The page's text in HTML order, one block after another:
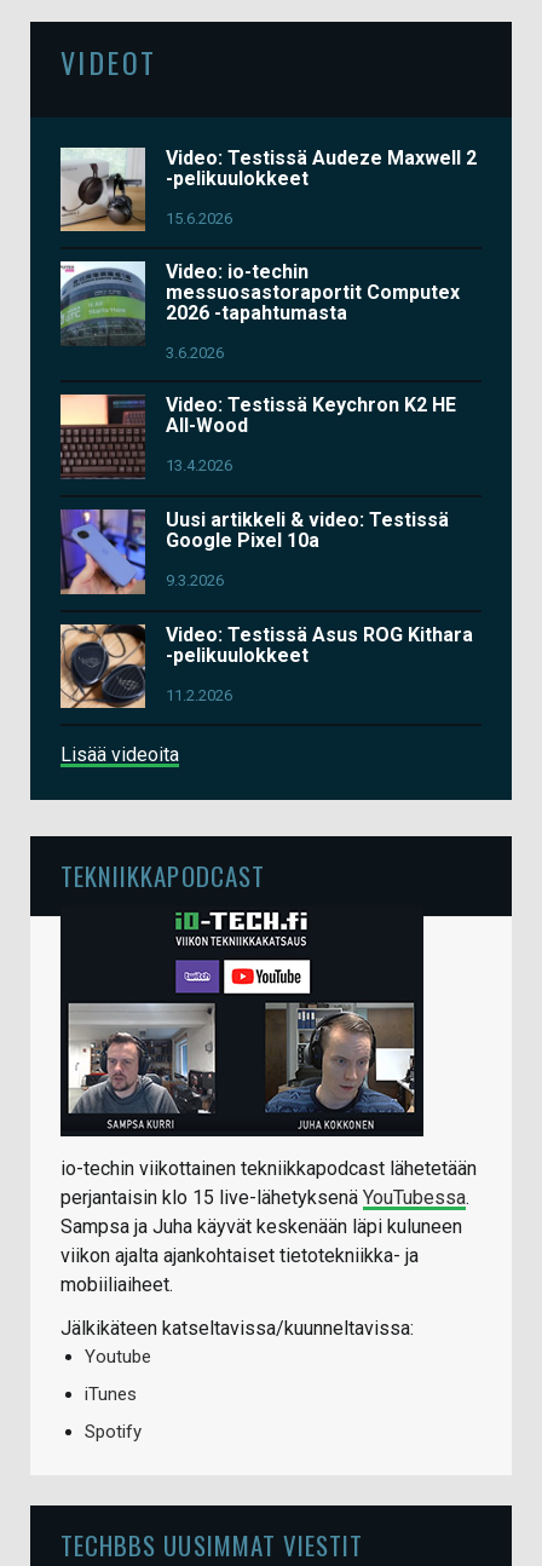
VIDEOT
Video: Testissä Audeze Maxwell 2
-pelikuulokkeet
15.6.2026
Video: io-techin
messuosastoraportit Computex
2026 -tapahtumasta
3.6.2026
Video: Testissä Keychron K2 HE
All-Wood
13.4.2026
Uusi artikkeli & video: Testissä
Google Pixel 10a
9.3.2026
Video: Testissä Asus ROG Kithara
-pelikuulokkeet
11.2.2026
Lisää videoita
TEKNIIKKAPODCAST
io-techin viikottainen tekniikkapodcast lähetetään
perjantaisin klo 15 live-lähetyksenä YouTubessa.
Sampsa ja Juha käyvät keskenään läpi kuluneen
viikon ajalta ajankohtaiset tietotekniikka- ja
mobiiliaiheet.
Jälkikäteen katseltavissa/kuunneltavissa:
Youtube
iTunes
Spotify
TECHBBS UUSIMMAT VIESTIT